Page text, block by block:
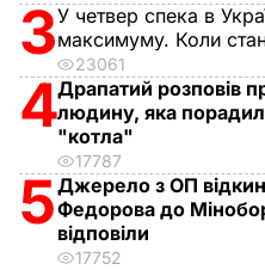
3У четвер спека в
максимуму. Коли
23061
4Драпатий розповів
людину, яка
"котла"
17787
5Джерело з ОП
Федорова до
відповіли
17752